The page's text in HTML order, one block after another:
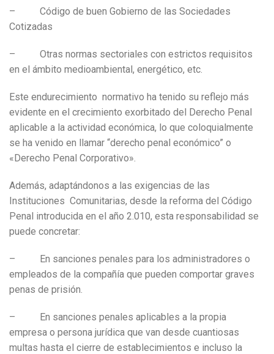
– Código de buen Gobierno de las Sociedades
Cotizadas
– Otras normas sectoriales con estrictos requisitos
en el ámbito medioambiental, energético, etc.
Este endurecimiento normativo ha tenido su reflejo más
evidente en el crecimiento exorbitado del Derecho Penal
aplicable a la actividad económica, lo que coloquialmente
se ha venido en llamar “derecho penal económico” o
«Derecho Penal Corporativo».
Además, adaptándonos a las exigencias de las
Instituciones Comunitarias, desde la reforma del Código
Penal introducida en el año 2.010, esta responsabilidad se
puede concretar:
– En sanciones penales para los administradores o
empleados de la compañía que pueden comportar graves
penas de prisión.
– En sanciones penales aplicables a la propia
empresa o persona jurídica que van desde cuantiosas
multas hasta el cierre de establecimientos e incluso la